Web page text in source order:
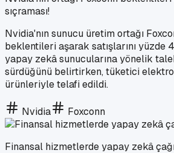
sıçraması!
Nvidia'nın sunucu üretim ortağı
beklentileri aşarak satışlarını yüzde
yapay zekâ sunucularına yönelik
sürdüğünü belirtirken, tüketici
ürünleriyle telafi edildi.
Nvidia Foxconn
Finansal hizmetlerde yapay zekâ